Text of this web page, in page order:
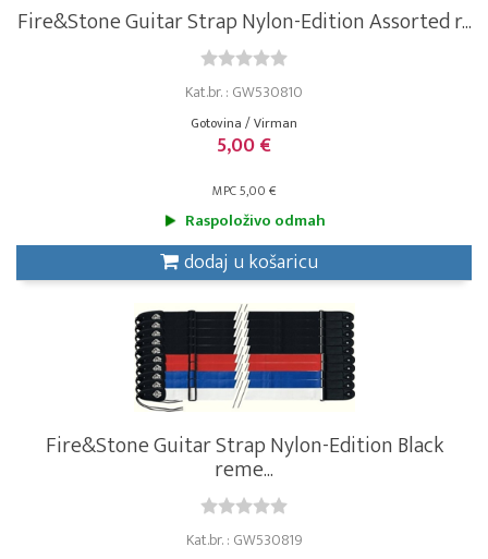
Fire&Stone Guitar Strap Nylon-Edition Assorted r...
Kat.br. : GW530810
Gotovina / Virman
5,00 €
MPC 5,00 €
Raspoloživo odmah
dodaj u košaricu
Fire&Stone Guitar Strap Nylon-Edition Black
reme...
Kat.br. : GW530819